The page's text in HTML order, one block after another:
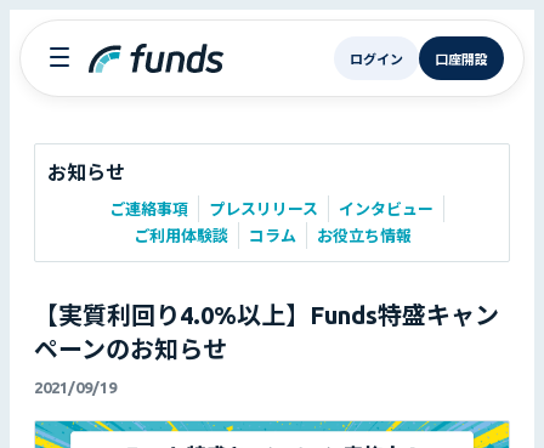
ログイン 口座開設
お知らせ
ご連絡事項 プレスリリース
インタビュー
ご利用体験談
コラム お役立ち情報
【実質利回り4.0%以上】Funds特盛キャン
ペーンのお知らせ
2021/09/19